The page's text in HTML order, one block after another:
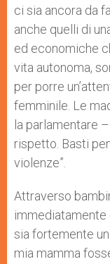
ci sia ancora da
anche quelli di
ed economiche
vita autonoma,
per porre
femminile. Le
la parlamentare
rispetto. Basti
violenze”.
Attraverso
sia fortemente
mia mamma